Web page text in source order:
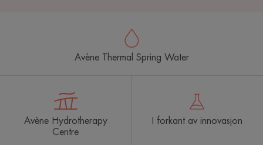
Avène Thermal Spring Water
Avène Hydrotherapy
Centre
I forkant av innovasjon